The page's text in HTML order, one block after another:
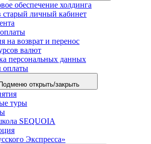
обеспечение холдинга
старый личный кабинет
на возврат и перенос
валют
персональных данных
оплаты
Подменю открыть/закрыть
туры
SEQUOIA
Экспресса»